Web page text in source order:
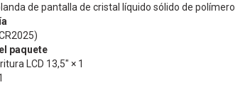
de pantalla de cristal líquido sólido de polímero
paquete
LCD 13,5" × 1